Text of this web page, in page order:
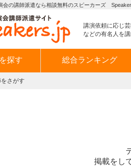
会の講師派遣なら相談無料のスピーカーズ
講演依頼に応じ
などの有名人を
探す 総合ランキング
さがす
掲載をし